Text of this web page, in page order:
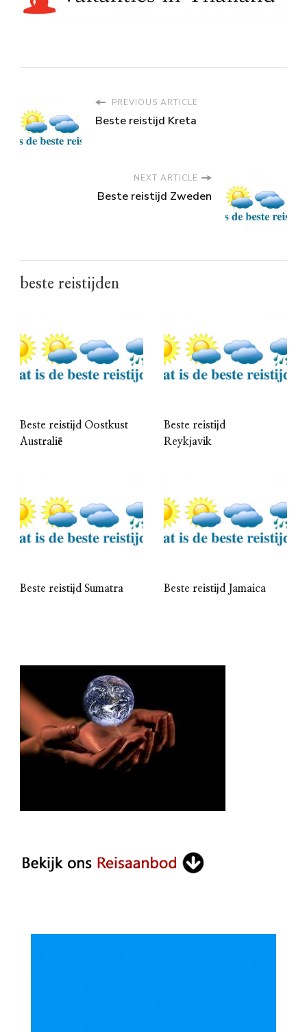
PREVIOUS ARTICLE
Beste reistijd Kreta
NEXT ARTICLE
Beste reistijd Zweden
beste reistijden
Beste reistijd Oostkust
Australië
Beste reistijd
Reykjavik
Beste reistijd Sumatra Beste reistijd Jamaica